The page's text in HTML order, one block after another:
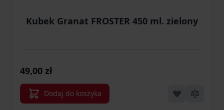
Kubek Granat FROSTER 450 ml. zielony
49,00 zł
Dodaj do koszyka